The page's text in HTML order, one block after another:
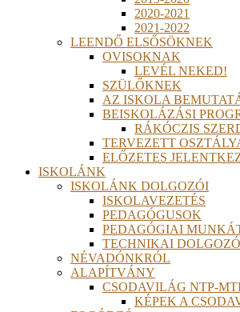
2020-2021
2021-2022
LEENDŐ ELSŐSÖKNEK
OVISOKNAK
LEVÉL NEKED!
SZÜLŐKNEK
AZ ISKOLA
BEISKOLÁZÁSI
RÁKÓCZIS
TERVEZETT
ELŐZETES
ISKOLÁNK
ISKOLÁNK DOLGOZÓI
ISKOLAVEZETÉS
PEDAGÓGUSOK
PEDAGÓGIAI
TECHNIKAI
NÉVADÓNKRÓL
ALAPÍTVÁNY
CSODAVILÁG NTP-
KÉPEK A